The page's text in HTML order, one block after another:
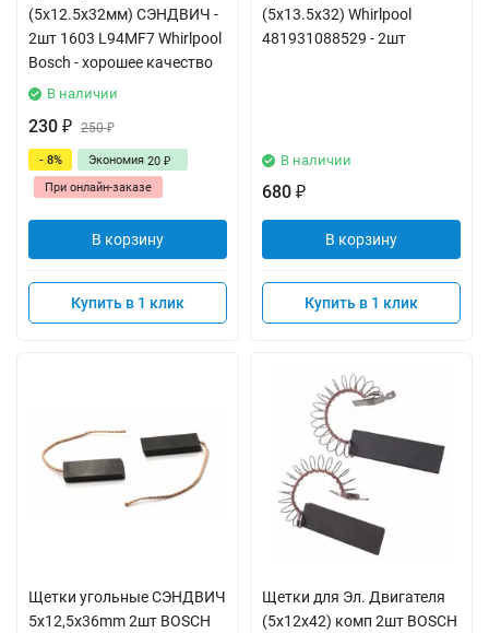
(5x12.5x32мм) СЭНДВИЧ -
2шт 1603 L94MF7 Whirlpool
Bosch - хорошее качество
В наличии
230 ₽ 250₽
- 8% Экономия 20 ₽
При онлайн-заказе
В корзину
Купить в 1 клик
(5x13.5x32) Whirlpool
481931088529 - 2шт
В наличии
680 ₽
В корзину
Купить в 1 клик
Щетки угольные СЭНДВИЧ
5x12,5x36mm 2шт BOSCH
Щетки для Эл. Двигателя
(5x12x42) комп 2шт BOSCH